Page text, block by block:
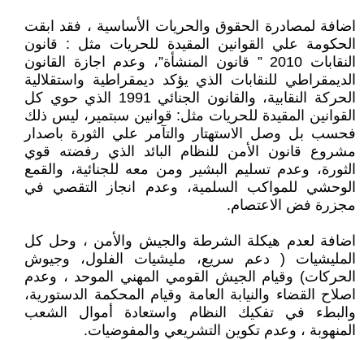
اضافة لمصادرة الحقوق والحريات الأساسية ، فقد ابقت
الحكومة علي القوانين المقيدة للحريات مثل : قانون
النقابات 2010 ” قانون المنشأة”، وعدم اجازة القانون
الديمقراطي للنقابات الذي يؤكد ديمقراطية واستقلالية
الحركة النقابية، والقانون الجنائي 1991 الذي حوي كل
القوانين المقيدة للحريات مثل: قوانين سبتمير، ليس ذلك
فحسب بل وصل الاستهتار والتآمر علي الثورة باصدار
مشروع قانون الأمن للنظام البائد الذي رفضته قوي
الثورة، وعدم تسليم البشير ومن معه للجنائية، والقمع
الوحشي للمواكب السلمية، وعدم انجاز التقصي في
مجزرة فض الاعتصام.
اضافة لعدم هيكلة الشرطة والجيش والأمن ، وحل كل
المليشيات ( دعم سريع، مليشيات الفلول، وجيوش
الحركات) وقيام الجيش القومي المهني الموحد ، وعدم
اصلاح القضاء والنيابة العامة وقيام المحكمة الدستورية،
والبطء في تفكيك النظام واستعادة أموال الشعب
المنهوبة ، وعدم تكوين التشريعي والمفوضيات.